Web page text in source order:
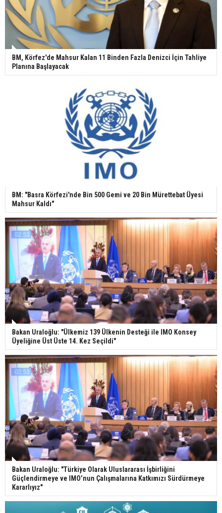
BM, Körfez'de Mahsur Kalan 11 Binden Fazla Denizci İçin Tahliye
Planına Başlayacak
BM: "Basra Körfezi'nde Bin 500 Gemi ve 20 Bin Mürettebat Üyesi
Mahsur Kaldı"
Bakan Uraloğlu: "Ülkemiz 139 Ülkenin Desteği ile IMO Konsey
Üyeliğine Üst Üste 14. Kez Seçildi"
Bakan Uraloğlu: "Türkiye Olarak Uluslararası İşbirliğini
Güçlendirmeye ve IMO’nun Çalışmalarına Katkımızı Sürdürmeye
Kararlıyız"